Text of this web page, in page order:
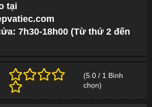
tại
7h30-18h00 (Từ thứ 2 đến
(5.0/ 1 Bình
chọn)